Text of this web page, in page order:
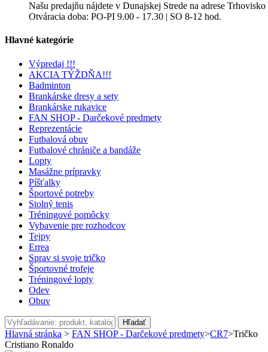
Našu predajňu nájdete v Dunajskej Strede na adrese Trhovisko
Otváracia doba: PO-PI 9.00 - 17.30 | SO 8-12 hod.
Hlavné kategórie
Výpredaj !!!
AKCIA TÝŽDŇA!!!
Badminton
Brankárske dresy a sety
Brankárske rukavice
FAN SHOP - Darčekové predmety
Reprezentácie
Futbalová obuv
Futbalové chrániče a bandáže
Lopty
Masážne prípravky
Píšťalky
Športové potreby
Stolný tenis
Tréningové pomôcky
Vybavenie pre rozhodcov
Tejpy
Errea
Sprav si svoje tričko
Športovné trofeje
Tréningové lopty
Odev
Obuv
Hľadať
Hlavná stránka > FAN SHOP - Darčekové predmety>CR7>Tričko
Cristiano Ronaldo